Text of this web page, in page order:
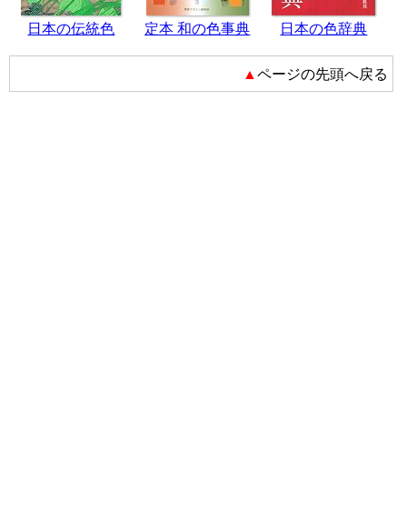
日本の伝統色 定本 和の色事典 日本の色辞典
▲ページの先頭へ戻る